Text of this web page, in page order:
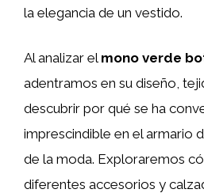
la elegancia de un vestido.
Al analizar el mono verde
adentramos en su diseño,
descubrir por qué se ha
imprescindible en el armario
de la moda. Exploraremos
diferentes accesorios y